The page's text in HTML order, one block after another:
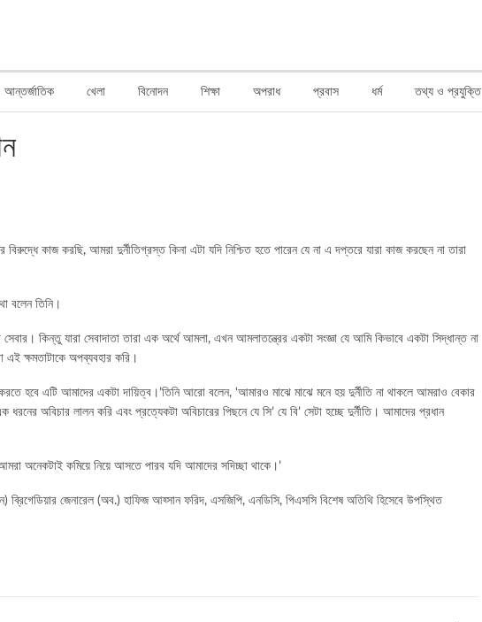
আন্তর্জাতিক খেলা বিনোদন শিক্ষা অপরাধ প্রবাস ধর্ম তথ্য ও প্রযুক্তি
কাজ করছি, আমরা দুর্নীতিগ্রস্ত কিনা এটা যদি নিশ্চিত হতে পারেন যে না এ দপ্তরে যারা কাজ করছেন না তারা
বলেন তিনি।
সেবার। কিন্তু যারা সেবাদাতা তারা এক অর্থে আমলা, এখন আমলাতন্ত্রের একটা সংজ্ঞা যে আমি কিভাবে একটা সিদ্ধান্ত না
এই ক্ষমতাটাকে অপব্যবহার করি।
হবে এটি আমাদের একটা দায়িত্ব।’তিনি আরো বলেন, ‘আমারও মাঝে মাঝে মনে হয় দুর্নীতি না থাকলে আমরাও বেকার
অবিচার লালন করি এবং প্রত্যেকটা অবিচারের পিছনে যে সি’ যে বি’ সেটা হচ্ছে দুর্নীতি। আমাদের প্রধান
অনেকটাই কমিয়ে নিয়ে আসতে পারব যদি আমাদের সদিচ্ছা থাকে।’
জেনারেল (অব.) হাফিজ আহ্সান ফরিদ, এসজিপি, এনডিসি, পিএসসি বিশেষ অতিথি হিসেবে উপস্থিত